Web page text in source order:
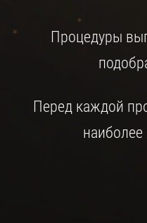
Процедуры
Перед каждой